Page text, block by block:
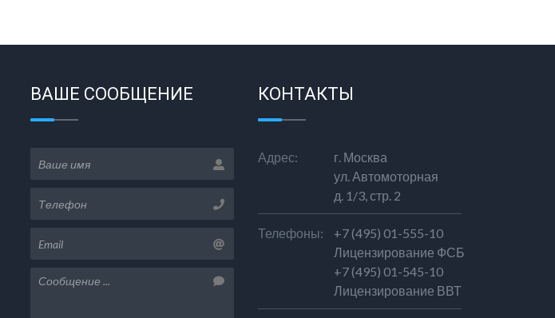
ВАШЕ СООБЩЕНИЕ КОНТАКТЫ
Адрес:
г. Москва
ул. Автомоторная
д. 1/3, стр. 2
Телефоны:
+7 (495) 01-555-10
Лицензирование ФСБ
+7 (495) 01-545-10
Лицензирование ВВТ